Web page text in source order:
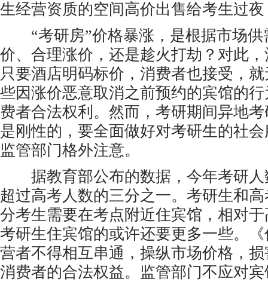
生经营资质的空间高价出售给考生过
“考研房”价格暴涨，是根据市场供
价、合理涨价，还是趁火打劫？对此
只要酒店明码标价，消费者也接受，
些因涨价恶意取消之前预约的宾馆的
费者合法权利。然而，考研期间异地
是刚性的，要全面做好对考研生的社
监管部门格外注意。
据教育部公布的数据，今年考研人
超过高考人数的三分之一。考研生和
分考生需要在考点附近住宾馆，相对
考研生住宾馆的或许还要更多一些。
营者不得相互串通，操纵市场价格，
消费者的合法权益。监管部门不应对